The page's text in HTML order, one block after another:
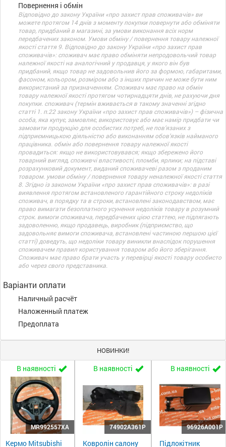
Повернення і обмін
Відповідно до закону України «про захист прав споживачів» ви
можете протягом 14 днів з моменту покупки повернути або обміняти
товар, придбаний в магазині, за умови виконання всіх норм
передбачених законом. Умови обміну / повернення товару належної
якості стаття 9. Відповідно до закону України «про захист прав
споживачів»: споживач має право обміняти непродовольчий товар
належної якості на аналогічний у продавця, у якого він був
придбаний, якщо товар не задовольнив його за формою, габаритами,
фасоном, кольором, розміром або з інших причин не може бути ним
використаний за призначенням. Споживач має право на обмін
товару належної якості протягом чотирнадцяти днів, не рахуючи дня
покупки. споживач (термін вживається в такому значенні згідно
статті 1. п.22 закону України «про захист прав споживачів») – фізична
особа, яка купує, замовляє, використовує або має намір придбати чи
замовити продукцію для особистих потреб, не пов’язаних з
підприємницькою діяльністю або виконанням обов’язків найманого
працівника. обмін або повернення товару належної якості
провадиться: якщо не використовувався; якщо збережено його
товарний вигляд, споживчі властивості, пломби, ярлики; на підставі
розрахунковий документ, виданий споживачеві разом з проданим
товаром. умови обміну / повернення товару неналежної якості стаття
8. Згідно із законом України «про захист прав споживачів»: в разі
виявлення протягом встановленого гарантійного строку недоліків
споживач, в порядку та в строки, встановлені законодавством, має
право вимагати безоплатного усунення недоліків товару в розумний
строк. вимоги споживача, передбачених цією статтею, не підлягають
задоволенню, якщо продавець, виробник (підприємство, що
задовольняє вимоги споживача, встановлені частиною першою цієї
статті) доведуть, що недоліки товару виникли внаслідок порушення
споживачем правил користування товаром або його зберігання.
Споживач має право брати участь у перевірці якості товару особисто
або через свого представника.
Варіанти оплати
Наличный расчёт
Наложенный платеж
Предоплата
НОВИНКИ!
В наявності
MR992557XA
Кермо Mitsubishi
В наявності
74902A361P
Ковролін салону
В наявності
96926A001P
Підлокітник